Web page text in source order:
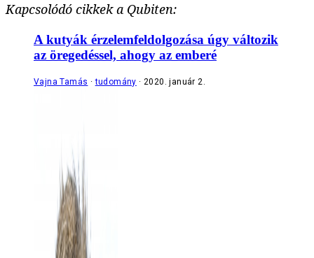
Kapcsolódó cikkek a Qubiten:
A kutyák érzelemfeldolgozása úgy változik
az öregedéssel, ahogy az emberé
Vajna Tamás tudomány 2020. január 2.